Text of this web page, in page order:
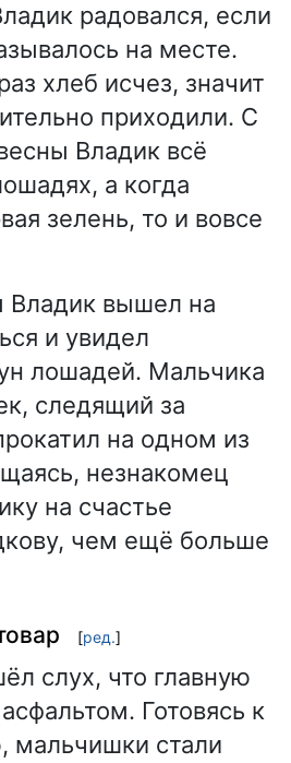
радовался, если
на месте.
хлеб исчез, значит
приходили. С
Владик всё
а когда
зелень, то и вовсе
Владик вышел на
и увидел
лошадей. Мальчика
следящий за
на одном из
незнакомец
на счастье
чем ещё больше
[ред.]
слух, что главную
Готовясь к
мальчишки стали